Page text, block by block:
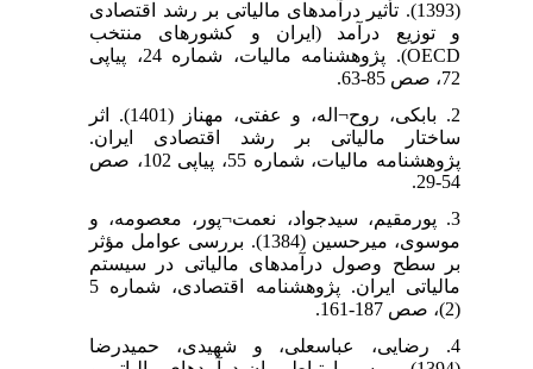
(1393). تأثیر درآمدهای مالیاتی بر رشد اقتصادی
و توزیع درآمد (ایران و کشورهای منتخب
OECD). پژوهشنامه مالیات، شماره 24، پیاپی
72، صص 85-63.
2. بابکی، روح¬اله، و عفتی، مهناز (1401). اثر
ساختار مالیاتی بر رشد اقتصادی ایران.
پژوهشنامه مالیات، شماره 55، پیاپی 102، صص
54-29.
3. پورمقیم، سیدجواد، نعمت¬پور، معصومه، و
موسوی، میرحسین (1384). بررسی عوامل مؤثر
بر سطح وصول درآمدهای مالیاتی در سیستم
مالیاتی ایران. پژوهشنامه اقتصادی، شماره 5
(2)، صص 187-161.
4. رضایی، عباسعلی، و شهیدی، حمیدرضا